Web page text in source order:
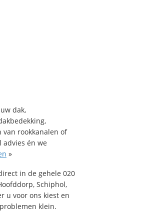
dak,
rookkanalen of
advies én we
»
in de gehele 020
Schiphol,
u voor ons kiest en
klein.